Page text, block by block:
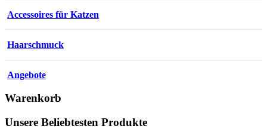
Accessoires für Katzen
Haarschmuck
Angebote
Warenkorb
Unsere Beliebtesten Produkte